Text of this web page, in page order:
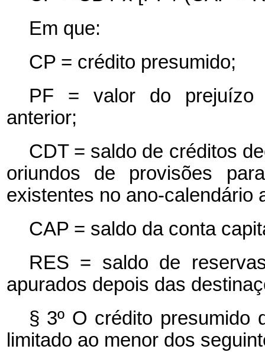
Em que:
CP = crédito presumido;
PF = valor do prejuízo
anterior;
CDT = saldo de créditos
oriundos de provisões
existentes no ano-calendário
CAP = saldo da conta
RES = saldo de
apurados depois das
§ 3º O crédito presumido
limitado ao menor dos